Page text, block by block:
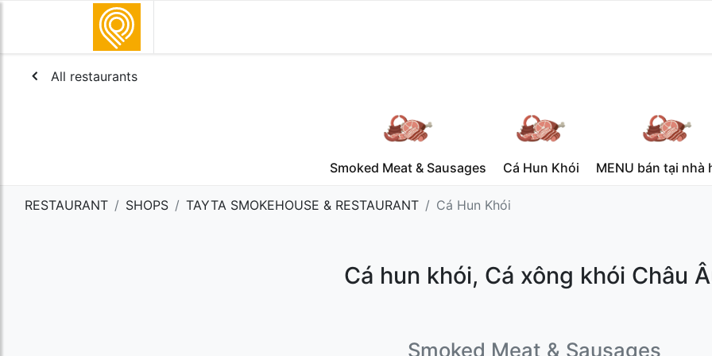
All restaurants
Smoked Meat & Sausages Cá Hun Khói MENU bán tại nhà
RESTAURANT SHOPS TAYTA SMOKEHOUSE & RESTAURANT Cá Hun Khói
Cá hun khói, Cá xông khói Châu
Smoked Meat & Sausages